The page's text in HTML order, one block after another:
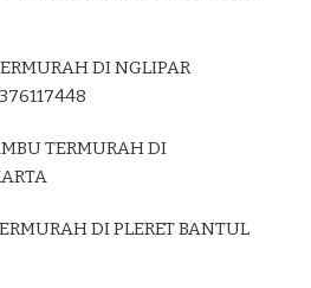
DI NGLIPAR
TERMURAH DI
DI PLERET BANTUL